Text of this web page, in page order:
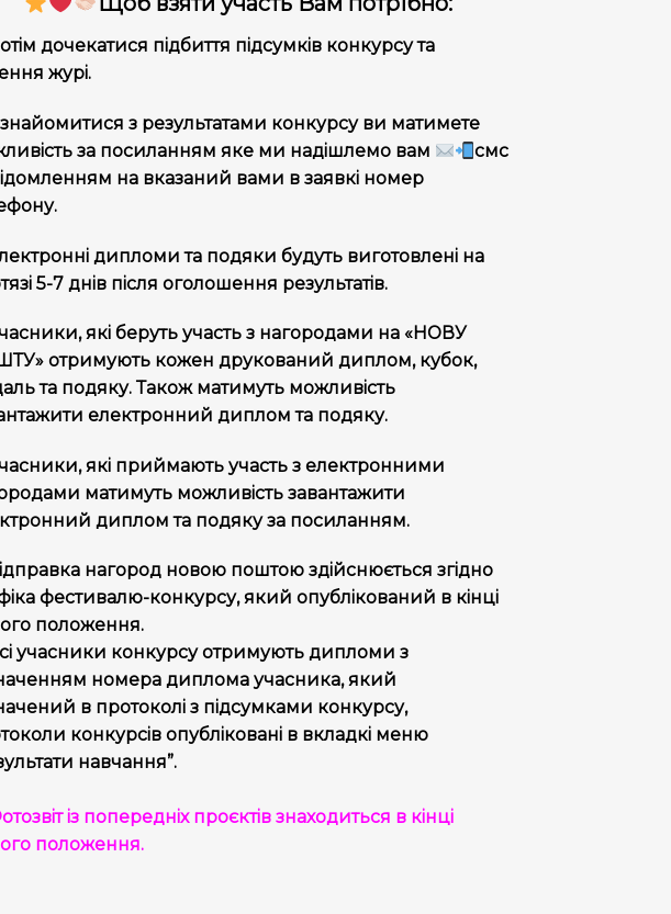
дочекатися підбиття підсумків конкурсу та
журі.
з результатами конкурсу ви матимете
за посиланням яке ми надішлемо вам
смс
на вказаний вами в заявкі номер
дипломи та подяки будуть виготовлені на
5-7 днів після оголошення результатів.
які беруть участь з нагородами на «НОВУ
отримують кожен друкований диплом, кубок,
та подяку. Також матимуть можливість
електронний диплом та подяку.
які приймають участь з електронними
матимуть можливість завантажити
диплом та подяку за посиланням.
нагород новою поштою здійснюється згідно
фестивалю-конкурсу, який опублікований в кінці
положення.
учасники конкурсу отримують дипломи з
номера диплома учасника, який
в протоколі з підсумками конкурсу,
конкурсів опубліковані в вкладкі меню
навчання”.
із попередніх проєктів знаходиться в кінці
положення.